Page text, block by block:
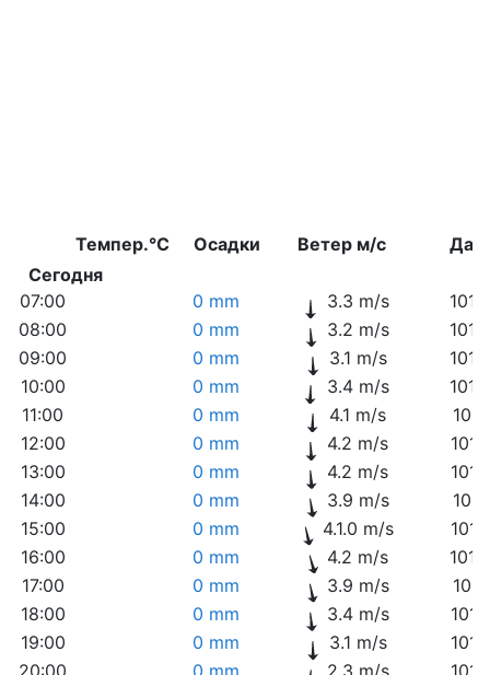
Темпер.°C Осадки Ветер м/с
Сегодня
07:00
0 mm 3.3 m/s
08:00
0 mm 3.2 m/s
09:00
0 mm 3.1 m/s
10:00
0 mm 3.4 m/s
11:00
0 mm 4.1 m/s
12:00
0 mm 4.2 m/s
13:00
0 mm 4.2 m/s
14:00
0 mm 3.9 m/s
15:00
0 mm 4.1.0 m/s
16:00
0 mm 4.2 m/s
17:00
0 mm 3.9 m/s
18:00
0 mm 3.4 m/s
19:00
0 mm 3.1 m/s
20:00
0 mm 2.3 m/s